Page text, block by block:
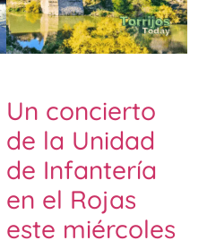
Un concierto
de la Unidad
de Infantería
en el Rojas
este miércoles